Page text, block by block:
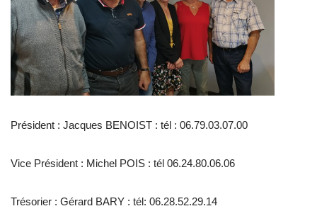
Président : Jacques BENOIST : tél : 06.79.03.07.00
Vice Président : Michel POIS : tél 06.24.80.06.06
Trésorier : Gérard BARY : tél: 06.28.52.29.14